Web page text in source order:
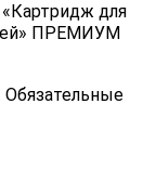
для
ПРЕМИУМ
Обязательные